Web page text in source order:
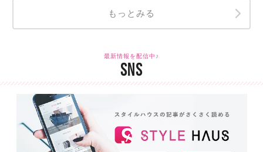
もっとみる
最新情報を配信中♪
SNS